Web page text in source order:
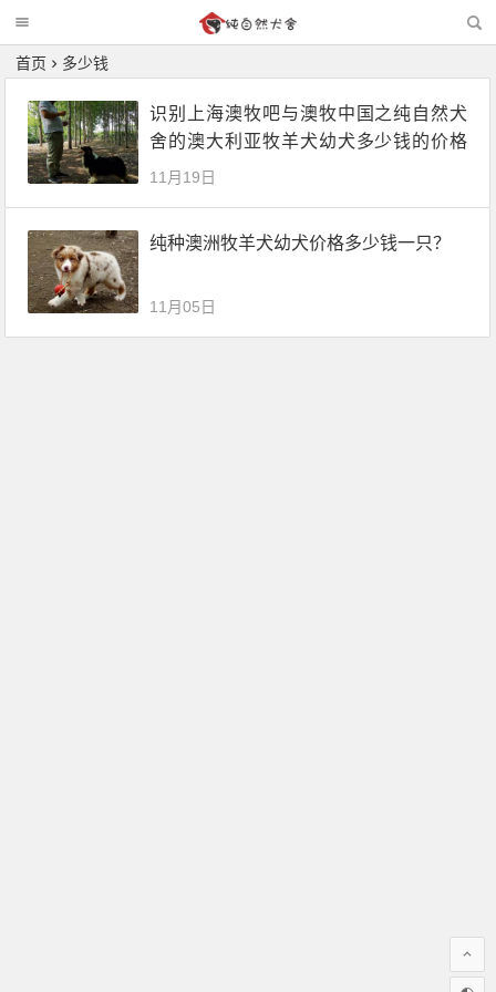
首页 多少钱
识别上海澳牧吧与澳牧中国之纯自然犬
舍的澳大利亚牧羊犬幼犬多少钱的价格
区别
11月19日
纯种澳洲牧羊犬幼犬价格多少钱一只？
11月05日